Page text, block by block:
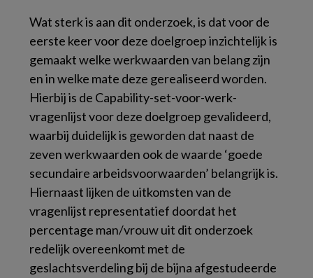
Wat sterk is aan dit onderzoek, is dat voor de
eerste keer voor deze doelgroep inzichtelijk is
gemaakt welke werkwaarden van belang zijn
en in welke mate deze gerealiseerd worden.
Hierbij is de Capability-set-voor-werk-
vragenlijst voor deze doelgroep gevalideerd,
waarbij duidelijk is geworden dat naast de
zeven werkwaarden ook de waarde ‘goede
secundaire arbeidsvoorwaarden’ belangrijk is.
Hiernaast lijken de uitkomsten van de
vragenlijst representatief doordat het
percentage man/vrouw uit dit onderzoek
redelijk overeenkomt met de
geslachtsverdeling bij de bijna afgestudeerde